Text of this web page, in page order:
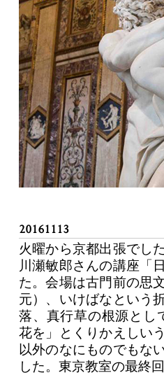
20161113
火曜から京都出張でし
川瀬敏郎さんの講座「
た。会場は古門前の思
元）、いけばなという
落、真行草の根源とし
花を」とくりかえしい
以外のなにものでもな
した。東京教室の最終